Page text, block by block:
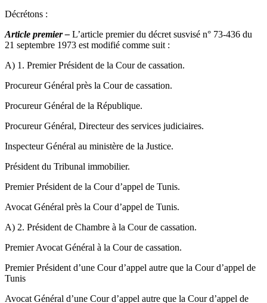
Décrétons :
Article premier – L’article premier du décret susvisé n° 73-436 du
21 septembre 1973 est modifié comme suit :
A) 1. Premier Président de la Cour de cassation.
Procureur Général près la Cour de cassation.
Procureur Général de la République.
Procureur Général, Directeur des services judiciaires.
Inspecteur Général au ministère de la Justice.
Président du Tribunal immobilier.
Premier Président de la Cour d’appel de Tunis.
Avocat Général près la Cour d’appel de Tunis.
A) 2. Président de Chambre à la Cour de cassation.
Premier Avocat Général à la Cour de cassation.
Premier Président d’une Cour d’appel autre que la Cour d’appel de
Tunis
Avocat Général d’une Cour d’appel autre que la Cour d’appel de